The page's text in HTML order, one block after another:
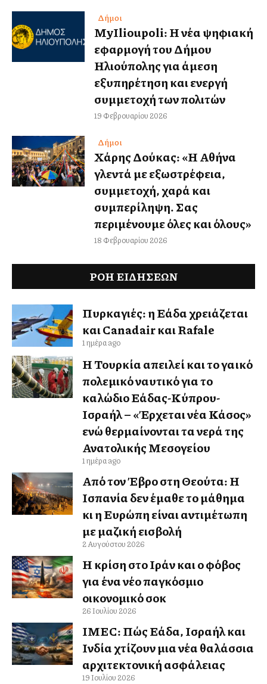
Δήμοι
MyIlioupoli: Η νέα ψηφιακή
εφαρμογή του Δήμου
Ηλιούπολης για άμεση
εξυπηρέτηση και ενεργή
συμμετοχή των πολιτών
19 Φεβρουαρίου 2026
Δήμοι
Χάρης Δούκας: «Η Αθήνα
γλεντά με εξωστρέφεια,
συμμετοχή, χαρά και
συμπερίληψη. Σας
περιμένουμε όλες και όλους»
18 Φεβρουαρίου 2026
ΡΟΗ ΕΙΔΉΣΕΩΝ
Πυρκαγιές: η Ελλάδα χρειάζεται
και Canadair και Rafale
1 ημέρα ago
Η Τουρκία απειλεί και το γαλλικό
πολεμικό ναυτικό για το
καλώδιο Ελλάδας-Κύπρου-
Ισραήλ – «Έρχεται νέα Κάσος»
ενώ θερμαίνονται τα νερά της
Ανατολικής Μεσογείου
1 ημέρα ago
Από τον Έβρο στη Θεούτα: Η
Ισπανία δεν έμαθε το μάθημα
κι η Ευρώπη είναι αντιμέτωπη
με μαζική εισβολή
2 Αυγούστου 2026
Η κρίση στο Ιράν και ο φόβος
για ένα νέο παγκόσμιο
οικονομικό σοκ
26 Ιουλίου 2026
IMEC: Πώς Ελλάδα, Ισραήλ και
Ινδία χτίζουν μια νέα θαλάσσια
αρχιτεκτονική ασφάλειας
19 Ιουλίου 2026